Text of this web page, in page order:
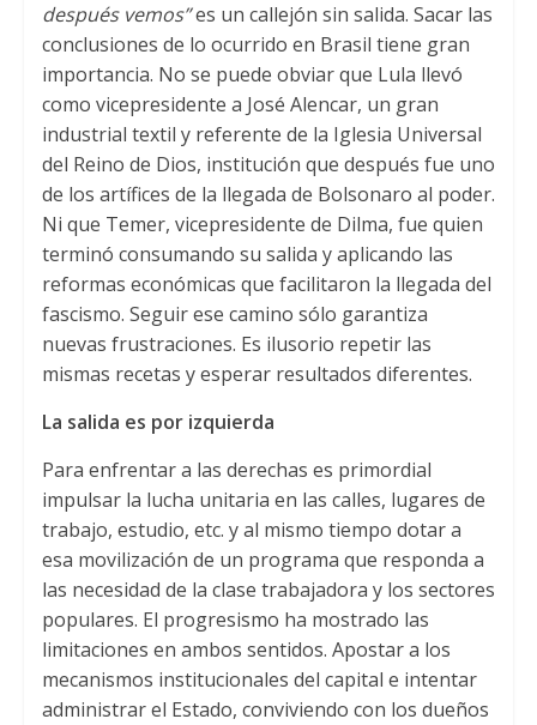
después vemos”es un callejón sin salida. Sacar las
conclusiones de lo ocurrido en Brasil tiene gran
importancia. No se puede obviar que Lula llevó
como vicepresidente a José Alencar, un gran
industrial textil y referente de la Iglesia Universal
del Reino de Dios, institución que después fue uno
de los artífices de la llegada de Bolsonaro al poder.
Ni que Temer, vicepresidente de Dilma, fue quien
terminó consumando su salida y aplicando las
reformas económicas que facilitaron la llegada del
fascismo. Seguir ese camino sólo garantiza
nuevas frustraciones. Es ilusorio repetir las
mismas recetas y esperar resultados diferentes.
La salida es por izquierda
Para enfrentar a las derechas es primordial
impulsar la lucha unitaria en las calles, lugares de
trabajo, estudio, etc. y al mismo tiempo dotar a
esa movilización de un programa que responda a
las necesidad de la clase trabajadora y los sectores
populares. El progresismo ha mostrado las
limitaciones en ambos sentidos. Apostar a los
mecanismos institucionales del capital e intentar
administrar el Estado, conviviendo con los dueños